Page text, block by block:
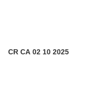
CR CA 02 10 2025